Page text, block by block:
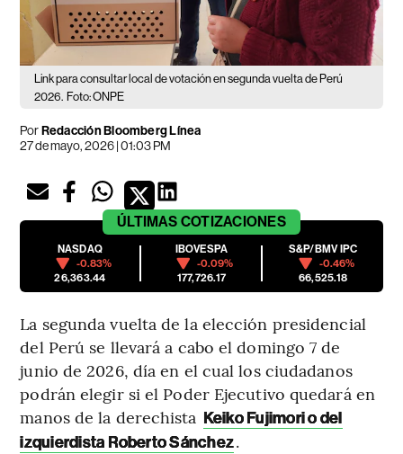
Link para consultar local de votación en segunda vuelta de Perú
2026. Foto: ONPE
PorRedacción Bloomberg Línea
27 de mayo, 2026 | 01:03 PM
ÚLTIMAS COTIZACIONES
NASDAQ
-0.83%
26,363.44
IBOVESPA
-0.09%
177,726.17
S&P/BMV IPC
-0.46%
66,525.18
La segunda vuelta de la elección presidencial
del Perú se llevará a cabo el domingo 7 de
junio de 2026, día en el cual los ciudadanos
podrán elegir si el Poder Ejecutivo quedará en
manos de la derechista Keiko Fujimori o del
izquierdista Roberto Sánchez.